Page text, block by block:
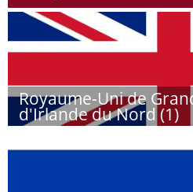
Royaume-Uni de
d'Irlande du Nord (1)